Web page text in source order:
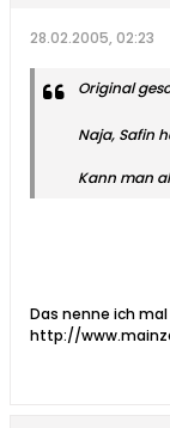
28.02.2005, 02:23
Original
Naja, Safin
Kann man
Das nenne ich
http://